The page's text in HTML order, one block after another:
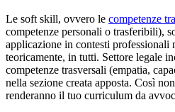
Le soft skill, ovvero le competenze
competenze personali o trasferibili),
applicazione in contesti professionali
teoricamente, in tutti. Settore legale
competenze trasversali (empatia,
nella sezione creata apposta. Così
renderanno il tuo curriculum da